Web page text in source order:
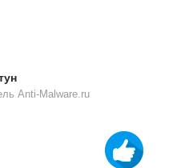
Anti-Malware.ru